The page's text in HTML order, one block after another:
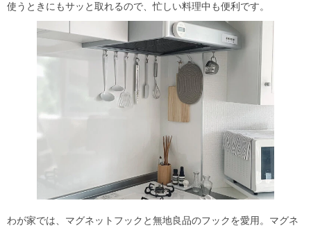
使うときにもサッと取れるので、忙しい料理中も便利です。
わが家では、マグネットフックと無地良品のフックを愛用。マグネ